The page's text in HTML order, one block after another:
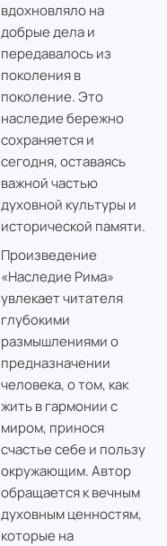
вдохновляло на
добрые дела и
передавалось из
поколения в
поколение. Это
наследие бережно
сохраняется и
сегодня, оставаясь
важной частью
духовной культуры и
исторической памяти.
Произведение
«Наследие Рима»
увлекает читателя
глубокими
размышлениями о
предназначении
человека, о том, как
жить в гармонии с
миром, принося
счастье себе и пользу
окружающим. Автор
обращается к вечным
духовным ценностям,
которые на